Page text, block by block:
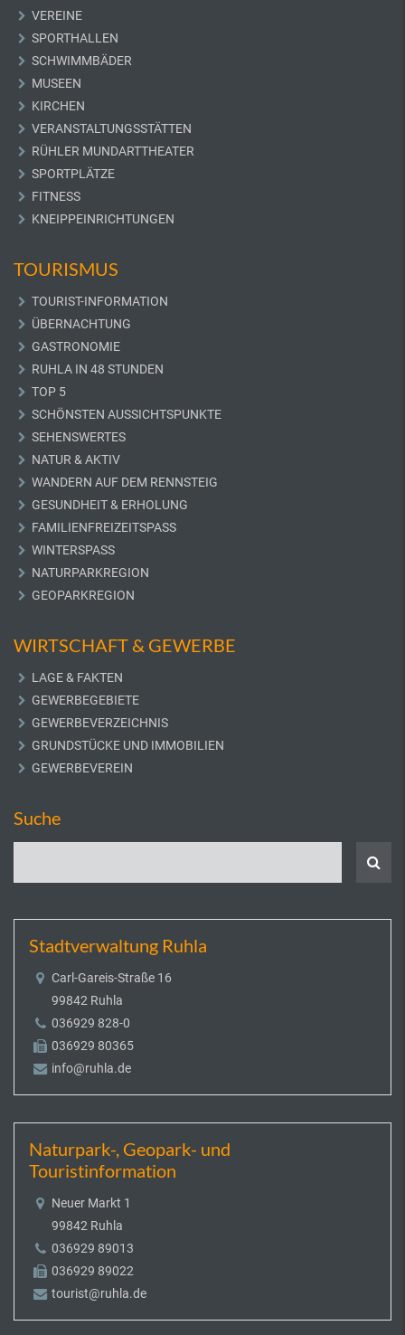
VEREINE
SPORTHALLEN
SCHWIMMBÄDER
MUSEEN
KIRCHEN
VERANSTALTUNGSSTÄTTEN
RÜHLER MUNDARTTHEATER
SPORTPLÄTZE
FITNESS
KNEIPPEINRICHTUNGEN
TOURISMUS
TOURIST-INFORMATION
ÜBERNACHTUNG
GASTRONOMIE
RUHLA IN 48 STUNDEN
TOP 5
SCHÖNSTEN AUSSICHTSPUNKTE
SEHENSWERTES
NATUR & AKTIV
WANDERN AUF DEM RENNSTEIG
GESUNDHEIT & ERHOLUNG
FAMILIENFREIZEITSPASS
WINTERSPASS
NATURPARKREGION
GEOPARKREGION
WIRTSCHAFT & GEWERBE
LAGE & FAKTEN
GEWERBEGEBIETE
GEWERBEVERZEICHNIS
GRUNDSTÜCKE UND IMMOBILIEN
GEWERBEVEREIN
Suche
Stadtverwaltung Ruhla
Carl-Gareis-Straße 16
99842 Ruhla
036929 828-0
036929 80365
info@ruhla.de
Naturpark-, Geopark- und
Touristinformation
Neuer Markt 1
99842 Ruhla
036929 89013
036929 89022
tourist@ruhla.de